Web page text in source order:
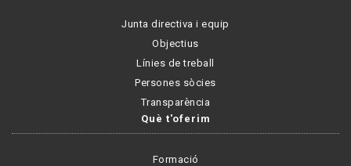
Junta directiva i equip
Objectius
Línies de treball
Persones sòcies
Transparència
Què t'oferim
Formació